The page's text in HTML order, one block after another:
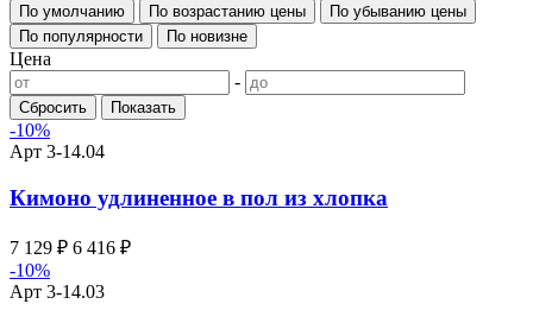
По умолчанию По возрастанию цены
По убыванию цены
По популярности
По новизне
Цена
-
Сбросить Показать
-10%
Арт 3-14.04
Кимоно удлиненное в пол из хлопка
7 129 ₽ 6 416 ₽
-10%
Арт 3-14.03